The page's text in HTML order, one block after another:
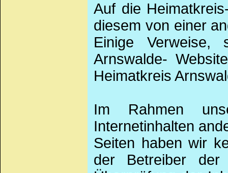
Auf die
diesem von einer
Einige Verweise,
Arnswalde-
Heimatkreis
Im Rahmen
Internetinhalten
Seiten haben wir
der Betreiber der